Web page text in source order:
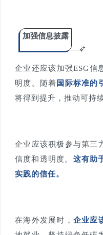
加强信息披露
企业还应该加强ESG信
明度。随着国际标准的
将得到提升，推动可持
企业应该积极参与第三
信度和透明度。 这有助
实践的信任。
在海外发展时， 企业应